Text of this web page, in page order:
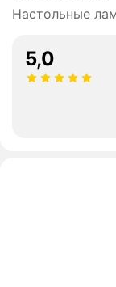
Настольные
5,0